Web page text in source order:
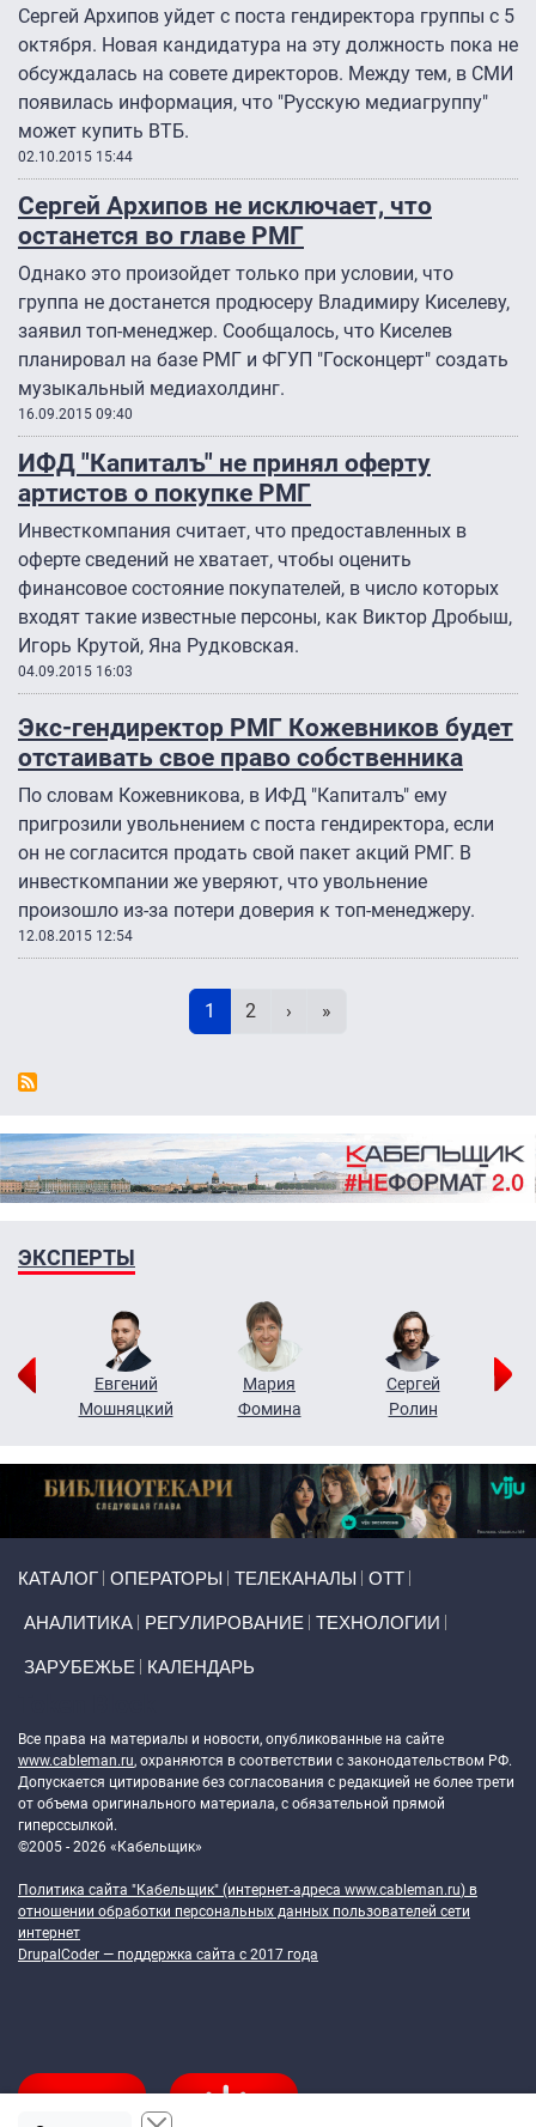
Сергей Архипов уйдет с поста гендиректора группы с 5
октября. Новая кандидатура на эту должность пока не
обсуждалась на совете директоров. Между тем, в СМИ
появилась информация, что "Русскую медиагруппу"
может купить ВТБ.
02.10.2015 15:44
Сергей Архипов не исключает, что
останется во главе РМГ
Однако это произойдет только при условии, что
группа не достанется продюсеру Владимиру Киселеву,
заявил топ-менеджер. Сообщалось, что Киселев
планировал на базе РМГ и ФГУП "Госконцерт" создать
музыкальный медиахолдинг.
16.09.2015 09:40
ИФД "Капиталъ" не принял оферту
артистов о покупке РМГ
Инвесткомпания считает, что предоставленных в
оферте сведений не хватает, чтобы оценить
финансовое состояние покупателей, в число которых
входят такие известные персоны, как Виктор Дробыш,
Игорь Крутой, Яна Рудковская.
04.09.2015 16:03
Экс-гендиректор РМГ Кожевников будет
отстаивать свое право собственника
По словам Кожевникова, в ИФД "Капиталъ" ему
пригрозили увольнением с поста гендиректора, если
он не согласится продать свой пакет акций РМГ. В
инвесткомпании же уверяют, что увольнение
произошло из-за потери доверия к топ-менеджеру.
12.08.2015 12:54
Текущая страница
1 Page
2 Следующая страница
› Последняя страница
»
ЭКСПЕРТЫ
Евгений
Мошняцкий
Мария
Фомина
Сергей
Ролин
КАТАЛОГ ОПЕРАТОРЫ ТЕЛЕКАНАЛЫ ОТТ
АНАЛИТИКА РЕГУЛИРОВАНИЕ ТЕХНОЛОГИИ
ЗАРУБЕЖЬЕ КАЛЕНДАРЬ
Все права на материалы и новости, опубликованные на сайте
www.cableman.ru, охраняются в соответствии с законодательством РФ.
Допускается цитирование без согласования с редакцией не более трети
от объема оригинального материала, с обязательной прямой
гиперссылкой.
©2005 - 2026 «Кабельщик»
Политика сайта "Кабельщик" (интернет-адреса www.cableman.ru) в
отношении обработки персональных данных пользователей сети
интернет
DrupalCoder — поддержка сайта c 2017 года